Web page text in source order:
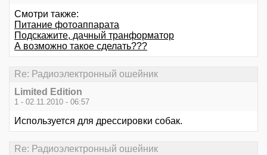
Смотри также:
Питание фотоаппарата
Подскажите, дачный транформатор
А возможно такое сделать???
Re: Радиоэлектронный ошейник
Limited Edition
1 - 02.11.2010 - 06:57
Используется для дрессировки собак.
Re: Радиоэлектронный ошейник